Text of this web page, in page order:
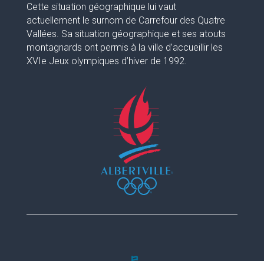
Cette situation géographique lui vaut
actuellement le surnom de Carrefour des Quatre
Vallées. Sa situation géographique et ses atouts
montagnards ont permis à la ville d’accueillir les
XVIe Jeux olympiques d’hiver de 1992.